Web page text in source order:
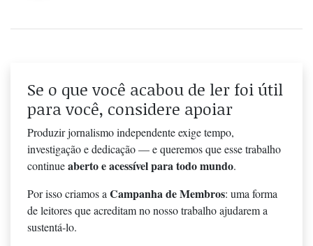
Se o que você acabou de ler foi útil
para você, considere apoiar
Produzir jornalismo independente exige tempo,
investigação e dedicação — e queremos que esse trabalho
continueaberto e acessível para todo mundo.
Por isso criamos a Campanha de Membros: uma forma
de leitores que acreditam no nosso trabalho ajudarem a
sustentá-lo.